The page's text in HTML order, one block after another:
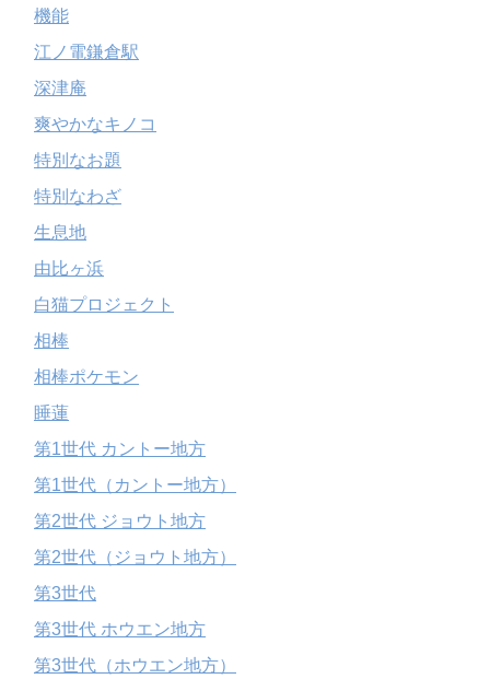
機能
江ノ電鎌倉駅
深津庵
爽やかなキノコ
特別なお題
特別なわざ
生息地
由比ヶ浜
白猫プロジェクト
相棒
相棒ポケモン
睡蓮
第1世代 カントー地方
第1世代（カントー地方）
第2世代 ジョウト地方
第2世代（ジョウト地方）
第3世代
第3世代 ホウエン地方
第3世代（ホウエン地方）